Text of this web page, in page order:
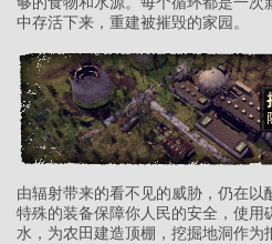
中存活下来，重建被摧毁的家园。
由辐射带来的看不见的威胁，仍在以
特殊的装备保障你人民的安全，使用
水，为农田建造顶棚，挖掘地洞作为